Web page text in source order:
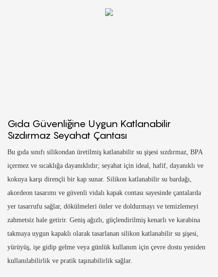
Gıda Güvenliğine Uygun Katlanabilir
Sızdırmaz Seyahat Çantası
Bu gıda sınıfı silikondan üretilmiş katlanabilir su şişesi sızdırmaz, BPA
içermez ve sıcaklığa dayanıklıdır; seyahat için ideal, hafif, dayanıklı ve
kokuya karşı dirençli bir kap sunar. Silikon katlanabilir su bardağı,
akordeon tasarımı ve güvenli vidalı kapak contası sayesinde çantalarda
yer tasarrufu sağlar, dökülmeleri önler ve doldurmayı ve temizlemeyi
zahmetsiz hale getirir. Geniş ağızlı, güçlendirilmiş kenarlı ve karabina
takmaya uygun kapaklı olarak tasarlanan silikon katlanabilir su şişesi,
yürüyüş, işe gidip gelme veya günlük kullanım için çevre dostu yeniden
kullanılabilirlik ve pratik taşınabilirlik sağlar.